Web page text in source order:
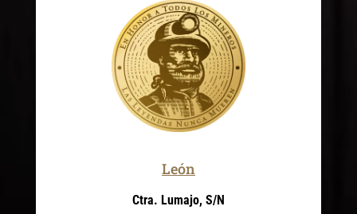
León
Ctra. Lumajo, S/N